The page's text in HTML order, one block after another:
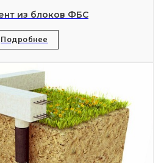
из блоков ФБС
Подробнее